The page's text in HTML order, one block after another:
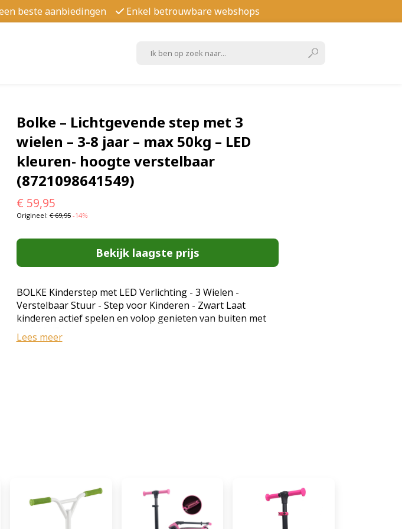
beste aanbiedingen Enkel betrouwbare webshops
Bolke – Lichtgevende step met 3
wielen – 3-8 jaar – max 50kg – LED
kleuren- hoogte verstelbaar
(8721098641549)
€ 59,95
Origineel:€69,95 -14%
Bekijk laagste prijs
BOLKE Kinderstep met LED Verlichting - 3 Wielen -
Verstelbaar Stuur - Step voor Kinderen - Zwart Laat
kinderen actief spelen en volop genieten van buiten met
de BOLKE kinderstep. Deze stevige en veilige step is
speciaal ontworpen voor jonge rijders en combineert
Waarom kiezen voor de BOLKE kinderstep? Deze step is
perfect voor kinderen die willen leren steppen op een
veilige en leuke manier. Het stabiele ontwerp met drie
wielen zorgt ervoor dat kinderen snel vertrouwen krijgen.
Lees meer